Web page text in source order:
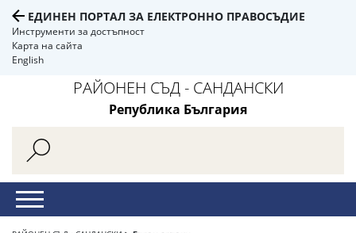
ЕДИНЕН ПОРТАЛ ЗА ЕЛЕКТРОННО ПРАВОСЪДИЕ
Инструменти за достъпност
Карта на сайта
English
РАЙОНЕН СЪД - САНДАНСКИ
Република България